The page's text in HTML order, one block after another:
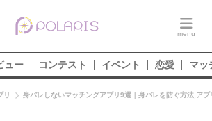
ュー コンテスト イベント 恋愛 マッ
リ 身バレしないマッチングアプリ9選｜身バレを防ぐ方法,アプ